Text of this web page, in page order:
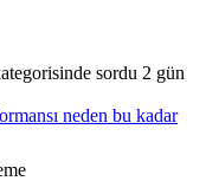
sordu 2 gün
neden bu kadar